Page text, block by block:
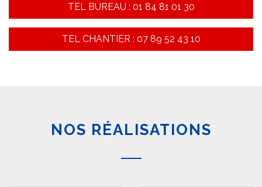
TEL BUREAU : 01 84 81 01 30
TEL CHANTIER : 07 89 52 43 10
NOS RÉALISATIONS